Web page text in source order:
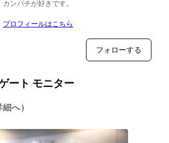
カンパチが好きです。
プロフィールはこちら
フォローする
ート モニター
へ）